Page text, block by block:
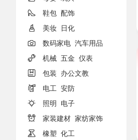
 鞋包 配饰
 美妆 日化
 数码家电 汽车用品
 机械 五金 仪表
 包装 办公文教
 电工 安防
 照明 电子
 家装建材 家纺家饰
 橡塑 化工